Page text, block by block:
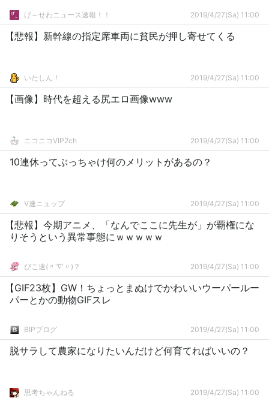
げ～せわニュース速報！！ 2019/4/27(Sa) 11:00
【悲報】新幹線の指定席車両に貧民が押し寄せてくる
いたしん！ 2019/4/27(Sa) 11:00
【画像】時代を超える尻エロ画像www
ニコニコVIP2ch 2019/4/27(Sa) 11:00
10連休ってぶっちゃけ何のメリットがあるの？
V速ニュップ 2019/4/27(Sa) 11:00
【悲報】今期アニメ、「なんでここに先生が」が覇権にな
りそうという異常事態にｗｗｗｗｗ
ぴこ速(〃'∇'〃)？ 2019/4/27(Sa) 11:00
【GIF23枚】GW！ちょっとまぬけでかわいいウーパールー
パーとかの動物GIFスレ
BIPブログ 2019/4/27(Sa) 11:00
脱サラして農家になりたいんだけど何育てればいいの？
思考ちゃんねる 2019/4/27(Sa) 11:00